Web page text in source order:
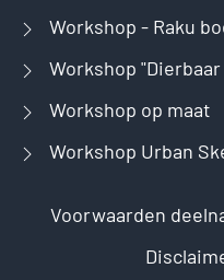
Workshop - Raku
Workshop
Workshop op maat
Workshop Urban
Voorwaarden